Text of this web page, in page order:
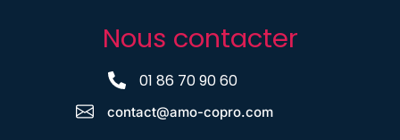
Nous contacter
01 86 70 90 60
contact@amo-copro.com